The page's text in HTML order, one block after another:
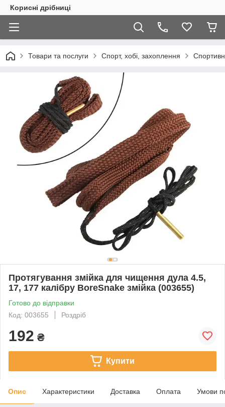
Корисні дрібниці
Товари та послуги Спорт, хобі, захоплення
Протягування змійка для чищення дула 4.5,
17, 177 калібру BoreSnake змійка (003655)
Готово до відправки
Код: 003655
Роздріб
192 ₴
Купити
Опис Характеристики Доставка Оплата Умови